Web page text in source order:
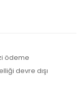
ödeme
devre dışı